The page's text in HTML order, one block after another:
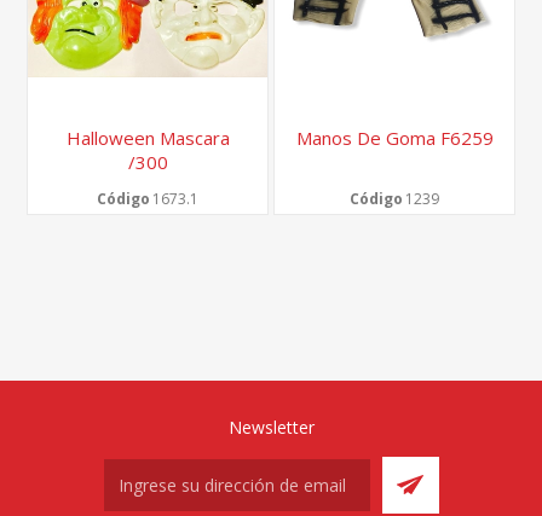
Halloween Mascara
/300
Código 1673.1
Manos De Goma F6259
Código 1239
Newsletter